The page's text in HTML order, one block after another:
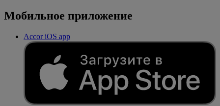
Мобильное приложение
Accor iOS app